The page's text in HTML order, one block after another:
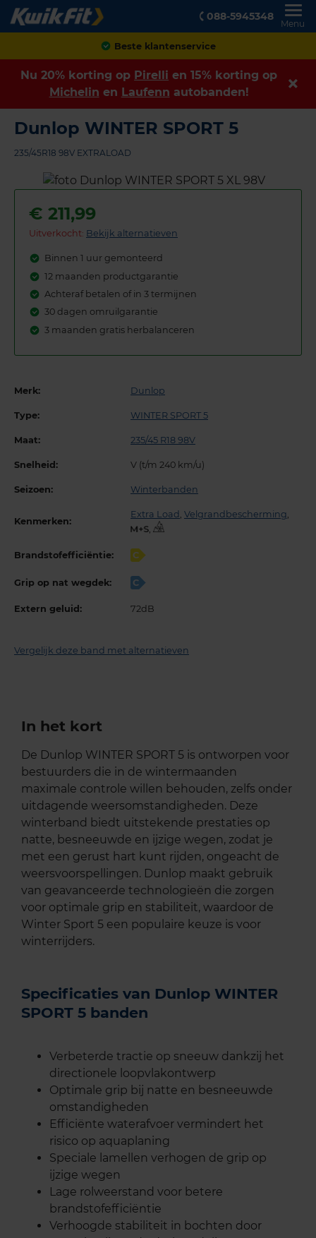
088-5945348
Menu
Achteraf betalen
Nu 20% korting op Pirelli en 15% korting op
Michelin en Laufenn autobanden!
Dunlop WINTER SPORT 5
235/45R18 98V EXTRALOAD
€ 211,99
Uitverkocht: Bekijk alternatieven
Binnen 1 uur gemonteerd
12 maanden productgarantie
Achteraf betalen of in 3 termijnen
30 dagen omruilgarantie
3 maanden gratis herbalanceren
Merk: Dunlop
Type: WINTER SPORT 5
Maat: 235/45 R18 98V
Snelheid: V (t/m 240 km/u)
Seizoen: Winterbanden
Kenmerken:
Extra Load , Velgrandbescherming,
,
Brandstofefficiëntie: C
Grip op nat wegdek: C
Extern geluid: 72dB
Vergelijk deze band met alternatieven
In het kort
De Dunlop WINTER SPORT 5 is ontworpen voor
bestuurders die in de wintermaanden
maximale controle willen behouden, zelfs onder
uitdagende weersomstandigheden. Deze
winterband biedt uitstekende prestaties op
natte, besneeuwde en ijzige wegen, zodat je
met een gerust hart kunt rijden, ongeacht de
weersvoorspellingen. Dunlop maakt gebruik
van geavanceerde technologieën die zorgen
voor optimale grip en stabiliteit, waardoor de
Winter Sport 5 een populaire keuze is voor
winterrijders.
Specificaties van Dunlop WINTER
SPORT 5 banden
Verbeterde tractie op sneeuw dankzij het
directionele loopvlakontwerp
Optimale grip bij natte en besneeuwde
omstandigheden
Efficiënte waterafvoer vermindert het
risico op aquaplaning
Speciale lamellen verhogen de grip op
ijzige wegen
Lage rolweerstand voor betere
brandstofefficiëntie
Verhoogde stabiliteit in bochten door